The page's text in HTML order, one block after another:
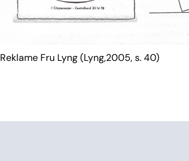
Reklame Fru Lyng (Lyng,2005, s. 40)